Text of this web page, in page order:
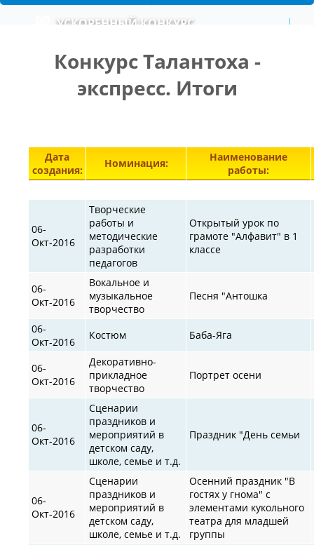
УСКОРЕННЫЙ КОНКУРС |
ПРАВИЛА | | КОНТАКТЫ
Конкурс Талантоха -
экспресс. Итоги
Дата
создания:
Номинация:
Наименование
работы:
06-
Окт-2016
Творческие
работы и
методические
разработки
педагогов
Открытый урок по
грамоте "Алфавит" в 1
классе
06-
Окт-2016
Вокальное и
музыкальное
творчество
Песня "Антошка
06-
Окт-2016
Костюм Баба-Яга
06-
Окт-2016
Декоративно-
прикладное
творчество
Портрет осени
06-
Окт-2016
Сценарии
праздников и
мероприятий в
детском саду,
школе, семье и т.д.
Праздник "День семьи
06-
Окт-2016
Сценарии
праздников и
мероприятий в
детском саду,
школе, семье и т.д.
Осенний праздник "В
гостях у гнома" с
элементами кукольного
театра для младшей
группы